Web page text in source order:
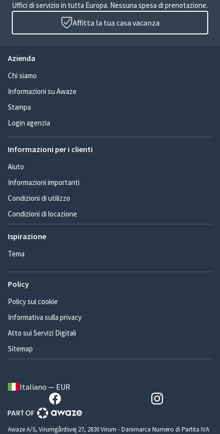
Uffici di servizio in tutta Europa. Nessuna spesa di prenotazione.
Affitta la tua casa vacanza
Azienda
Chi siamo
Informazioni su Awaze
Stampa
Login agenzia
Informazioni per i clienti
Aiuto
Informazioni importanti
Condizioni di utilizzo
Condizioni di locazione
Ispirazione
Tema
Policy
Policy sui cookie
Informativa sulla privacy
Atto sui Servizi Digitali
Sitemap
Italiano — EUR
Awaze A/S, Virumgårdsvej 27, 2830 Virum - Danimarca Numero di Partita IVA